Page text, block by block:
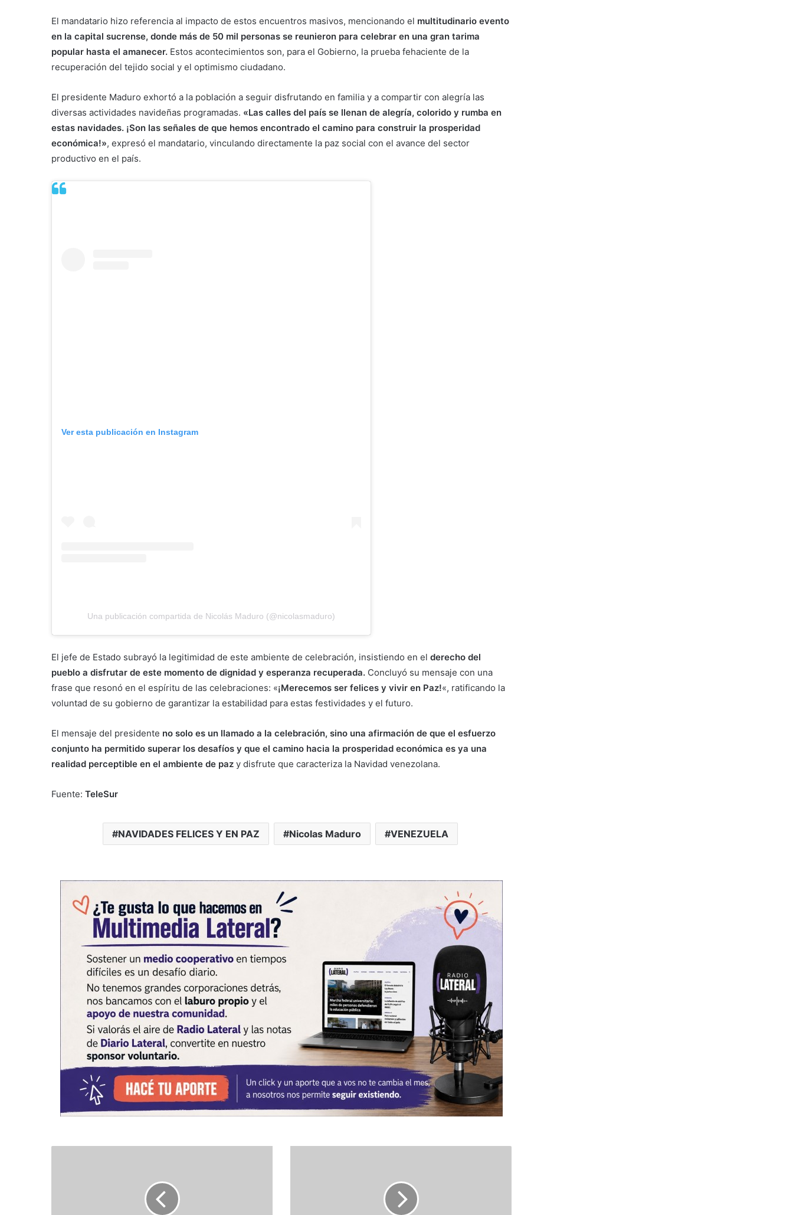
El mandatario hizo referencia al impacto de estos encuentros masivos, mencionando el multitudinario evento
en la capital sucrense, donde más de 50 mil personas se reunieron para celebrar en una gran tarima
popular hasta el amanecer. Estos acontecimientos son, para el Gobierno, la prueba fehaciente de la
recuperación del tejido social y el optimismo ciudadano.
El presidente Maduro exhortó a la población a seguir disfrutando en familia y a compartir con alegría las
diversas actividades navideñas programadas. «Las calles del país se llenan de alegría, colorido y rumba en
estas navidades. ¡Son las señales de que hemos encontrado el camino para construir la prosperidad
económica!», expresó el mandatario, vinculando directamente la paz social con el avance del sector
productivo en el país.
Ver esta publicación en Instagram
Una publicación compartida de Nicolás Maduro (@nicolasmaduro)
El jefe de Estado subrayó la legitimidad de este ambiente de celebración, insistiendo en el derecho del
pueblo a disfrutar de este momento de dignidad y esperanza recuperada. Concluyó su mensaje con una
frase que resonó en el espíritu de las celebraciones: «¡Merecemos ser felices y vivir en Paz!«, ratificando la
voluntad de su gobierno de garantizar la estabilidad para estas festividades y el futuro.
El mensaje del presidente no solo es un llamado a la celebración, sino una afirmación de que el esfuerzo
conjunto ha permitido superar los desafíos y que el camino hacia la prosperidad económica es ya una
realidad perceptible en el ambiente de paz y disfrute que caracteriza la Navidad venezolana.
Fuente: TeleSur
NAVIDADES FELICES Y EN PAZ Nicolas Maduro VENEZUELA